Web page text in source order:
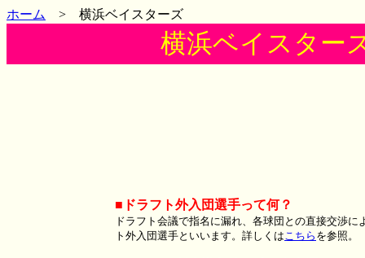
ホーム > 横浜ベイスターズ
横浜ベイスター
■ドラフト外入団選手って何？
ドラフト会議で指名に漏れ、各球団との直接交渉
ト外入団選手といいます。詳しくはこちら を参照。